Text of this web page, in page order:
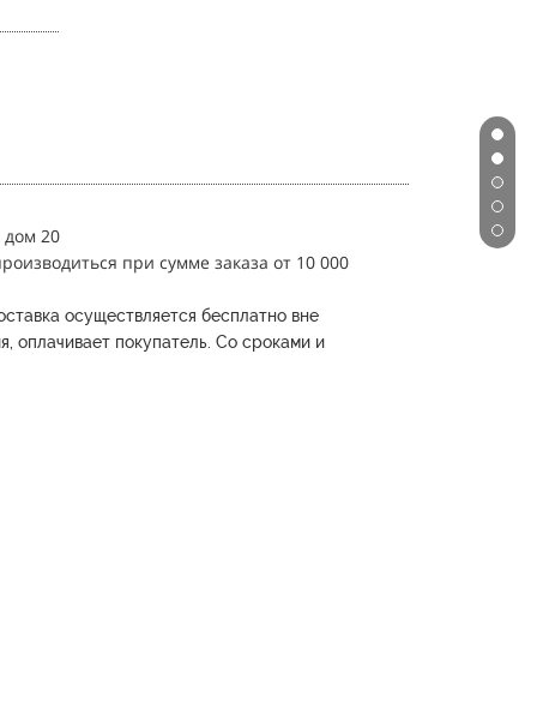
дом 20
при сумме заказа от 10 000
осуществляется бесплатно вне
оплачивает покупатель. Со сроками и